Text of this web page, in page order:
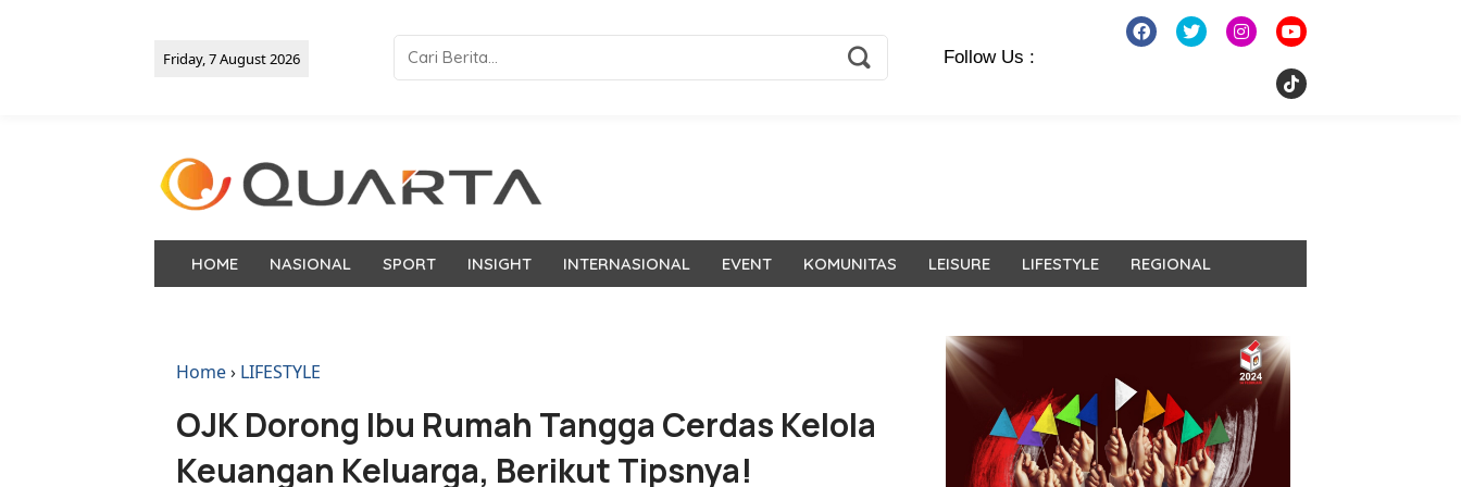
Friday, 7 August 2026 Follow Us :
HOME NASIONAL SPORT INSIGHT INTERNASIONAL EVENT KOMUNITAS LEISURE LIFESTYLE REGIONAL
Home› LIFESTYLE
OJK Dorong Ibu Rumah Tangga Cerdas Kelola
Keuangan Keluarga, Berikut Tipsnya!